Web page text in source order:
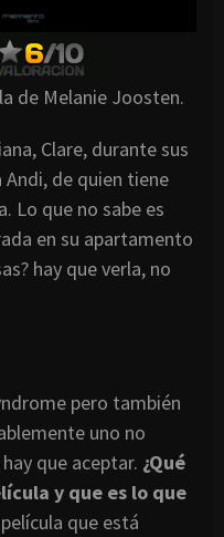
de Melanie Joosten.
Clare, durante sus
Andi, de quien tiene
Lo que no sabe es
en su apartamento
hay que verla, no
pero también
uno no
que aceptar. ¿Qué
y que es lo que
que está